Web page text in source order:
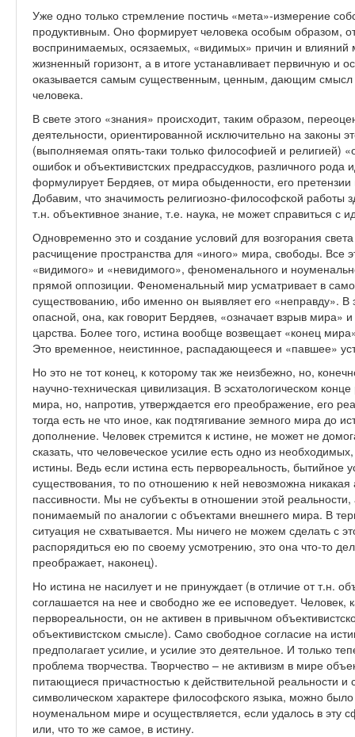
Уже одно только стремление постичь «мета»-измерение
продуктивным. Оно формирует человека особым образом,
воспринимаемых, осязаемых, «видимых» причин и влияний
жизненный горизонт, а в итоге устанавливает первичную и
оказывается самым существенным, ценным, дающим
человека.
В свете этого «знания» происходит, таким образом,
деятельности, ориентированной исключительно на законы
(выполняемая опять-таки только философией и религией)
ошибок и объективистских предрассудков, различного
формулирует Бердяев, от мира обыденности, его
Добавим, что значимость религиозно-философской работы
т.н. объективное знание, т.е. наука, не может справиться с
Одновременно это и создание условий для возгорания
расчищение пространства для «иного» мира, свободы. Все
«видимого» и «невидимого», феноменального и
прямой оппозиции. Феноменальный мир усматривает в
существованию, ибо именно он выявляет его «неправду». В
опасной, она, как говорит Бердяев, «означает взрыв мира»
царства. Более того, истина вообще возвещает «конец
Это временное, неистинное, распадающееся и «павшее»
Но это не тот конец, к которому так же неизбежно, но,
научно-техническая цивилизация. В эсхатологическом
мира, но, напротив, утверждается его преображение, его
тогда есть не что иное, как подтягивание земного мира до
дополнение. Человек стремится к истине, не может не
сказать, что человеческое усилие есть одно из
истины. Ведь если истина есть первореальность, бытийное
существования, то по отношению к ней невозможна никакая
пассивности. Мы не субъекты в отношении этой
понимаемый по аналогии с объектами внешнего мира. В
ситуация не схватывается. Мы ничего не можем сделать с
распорядиться ею по своему усмотрению, это она что-то
преображает, наконец).
Но истина не насилует и не принуждает (в отличие от т.н.
соглашается на нее и свободно же ее исповедует.
первореальности, он не активен в привычном
объективистском смысле). Само свободное согласие на
предполагает усилие, и усилие это деятельное. И только
проблема творчества. Творчество – не активизм в мире
питающиеся причастностью к действительной реальности
символическом характере философского языка, можно было
ноуменальном мире и осуществляется, если удалось в эту
или, что то же самое, в истину.